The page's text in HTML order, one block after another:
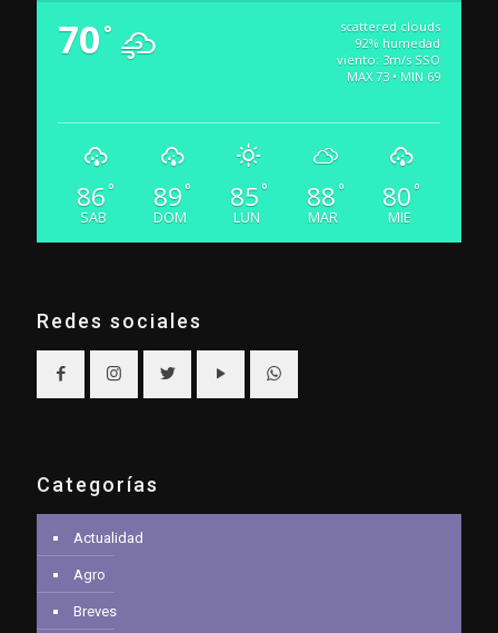
70 °
scattered clouds
92% humedad
viento: 3m/s SSO
MAX 73 • MIN 69
86 °
SAB
89 °
DOM
85 °
LUN
88 °
MAR
80 °
MIE
Redes sociales
Categorías
Actualidad
Agro
Breves